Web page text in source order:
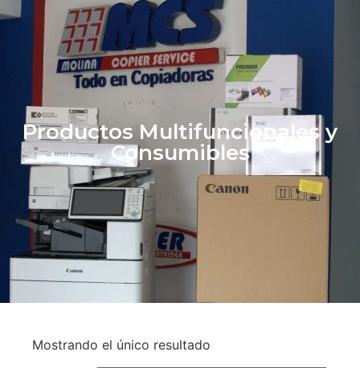
Productos Multifuncionales y
Consumibles
Mostrando el único resultado